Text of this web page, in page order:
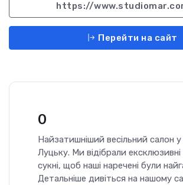
https://
Перейти на сайт
0
Найзатишніший весільний салон у
Луцьку. Ми відібрали ексклюзивні
сукні, щоб наші наречені були
Детальніше дивіться на нашому